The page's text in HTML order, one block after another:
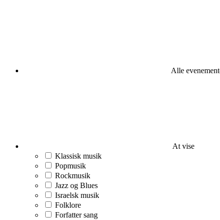
Alle
At vise
Klassisk musik
Popmusik
Rockmusik
Jazz og Blues
Israelsk musik
Folklore
Forfatter sang